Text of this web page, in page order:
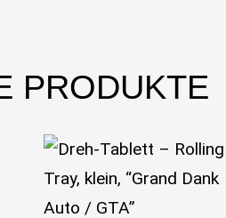
PRODUKTE